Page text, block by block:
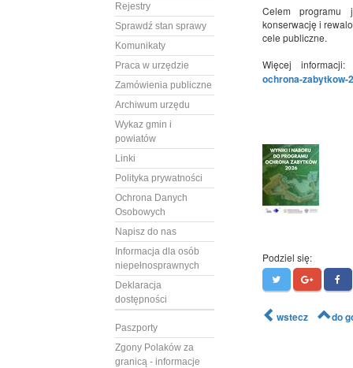
Rejestry
Sprawdź stan sprawy
Komunikaty
Praca w urzędzie
Zamówienia publiczne
Archiwum urzędu
Wykaz gmin i
powiatów
Linki
Polityka prywatności
Ochrona Danych
Osobowych
Napisz do nas
Informacja dla osób
niepełnosprawnych
Deklaracja
dostępności
Paszporty
Zgony Polaków za
granicą - informacje
Celem programu
konserwację i
cele publiczne.
Więcej
ochrona-zabytkow-
Podziel się:
wstecz do